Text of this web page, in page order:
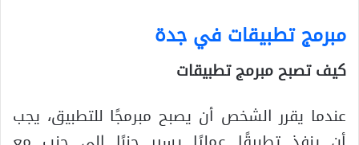
مبرمج تطبيقات في جدة
كيف تصبح مبرمج تطبيقات
عندما يقرر الشخص أن يصبح مبرمجًا للتطبيق، يجب